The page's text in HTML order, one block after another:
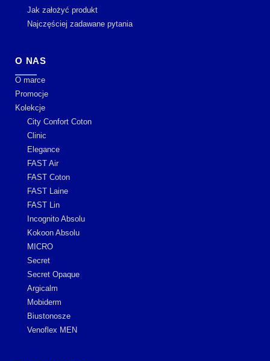
Jak założyć produkt
Najczęściej zadawane pytania
O NAS
O marce
Promocje
Kolekcje
City Confort Coton
Clinic
Elegance
FAST Air
FAST Coton
FAST Laine
FAST Lin
Incognito Absolu
Kokoon Absolu
MICRO
Secret
Secret Opaque
Argicalm
Mobiderm
Biustonosze
Venoflex MEN